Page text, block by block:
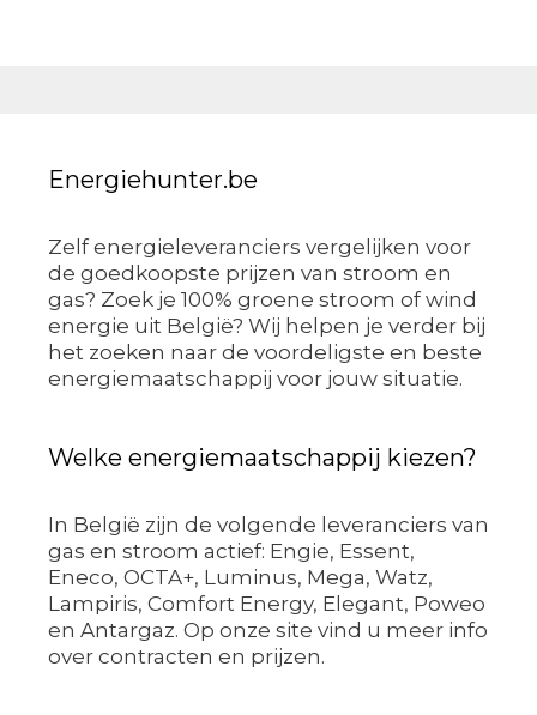
Energiehunter.be
Zelf energieleveranciers vergelijken voor
de goedkoopste prijzen van stroom en
gas? Zoek je 100% groene stroom of wind
energie uit België? Wij helpen je verder bij
het zoeken naar de voordeligste en beste
energiemaatschappij voor jouw situatie.
Welke energiemaatschappij kiezen?
In België zijn de volgende leveranciers van
gas en stroom actief: Engie, Essent,
Eneco, OCTA+, Luminus, Mega, Watz,
Lampiris, Comfort Energy, Elegant, Poweo
en Antargaz. Op onze site vind u meer info
over contracten en prijzen.